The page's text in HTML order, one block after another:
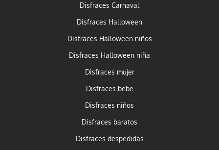
Disfraces Carnaval
Disfraces Halloween
Disfraces Halloween niños
Disfraces Halloween niña
Disfraces mujer
Disfraces bebe
Disfraces niños
Disfraces baratos
Disfraces despedidas